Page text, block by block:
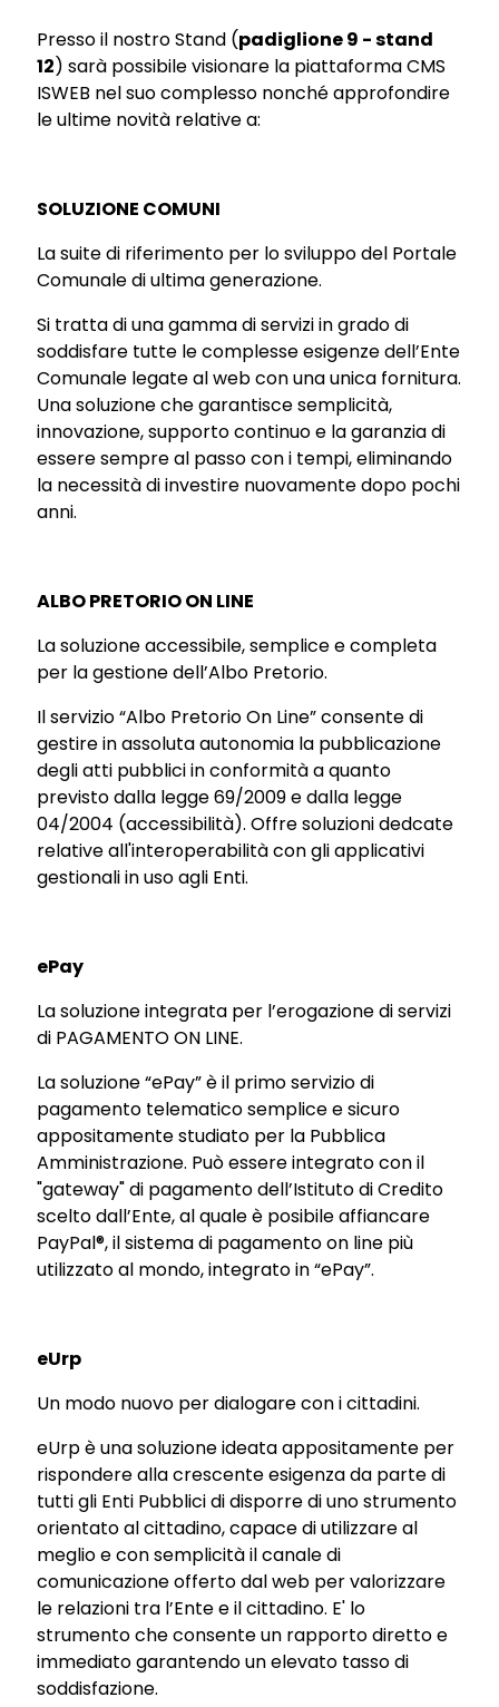
Presso il nostro Stand (padiglione 9 - stand
12) sarà possibile visionare la piattaforma CMS
ISWEB nel suo complesso nonché approfondire
le ultime novità relative a:
SOLUZIONE COMUNI
La suite di riferimento per lo sviluppo del Portale
Comunale di ultima generazione.
Si tratta di una gamma di servizi in grado di
soddisfare tutte le complesse esigenze dell’Ente
Comunale legate al web con una unica fornitura.
Una soluzione che garantisce semplicità,
innovazione, supporto continuo e la garanzia di
essere sempre al passo con i tempi, eliminando
la necessità di investire nuovamente dopo pochi
anni.
ALBO PRETORIO ON LINE
La soluzione accessibile, semplice e completa
per la gestione dell’Albo Pretorio.
Il servizio “Albo Pretorio On Line” consente di
gestire in assoluta autonomia la pubblicazione
degli atti pubblici in conformità a quanto
previsto dalla legge 69/2009 e dalla legge
04/2004 (accessibilità). Offre soluzioni dedcate
relative all'interoperabilità con gli applicativi
gestionali in uso agli Enti.
ePay
La soluzione integrata per l’erogazione di servizi
di PAGAMENTO ON LINE.
La soluzione “ePay” è il primo servizio di
pagamento telematico semplice e sicuro
appositamente studiato per la Pubblica
Amministrazione. Può essere integrato con il
"gateway" di pagamento dell’Istituto di Credito
scelto dall’Ente, al quale è posibile affiancare
PayPal®, il sistema di pagamento on line più
utilizzato al mondo, integrato in “ePay”.
eUrp
Un modo nuovo per dialogare con i cittadini.
eUrp è una soluzione ideata appositamente per
rispondere alla crescente esigenza da parte di
tutti gli Enti Pubblici di disporre di uno strumento
orientato al cittadino, capace di utilizzare al
meglio e con semplicità il canale di
comunicazione offerto dal web per valorizzare
le relazioni tra l’Ente e il cittadino. E' lo
strumento che consente un rapporto diretto e
immediato garantendo un elevato tasso di
soddisfazione.